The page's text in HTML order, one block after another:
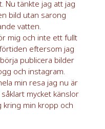
Nu tänkte jag att jag
bild utan sarong
vatten.
mig och inte ett fullt
eftersom jag
publicera bilder
och instagram.
min resa jag nu är
mycket känslor
min kropp och